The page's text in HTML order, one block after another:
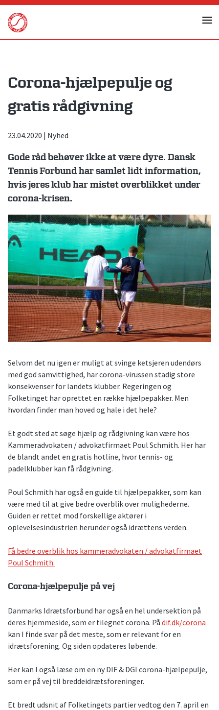
Skip
content
Corona-hjælpepulje og
gratis rådgivning
23.04.2020 | Nyhed
Gode råd behøver ikke at være dyre. Dansk
Tennis Forbund har samlet lidt information,
hvis jeres klub har mistet overblikket under
corona-krisen.
Selvom det nu igen er muligt at svinge ketsjeren udendørs
med god samvittighed, har corona-virussen stadig store
konsekvenser for landets klubber. Regeringen og
Folketinget har oprettet en række hjælpepakker. Men
hvordan finder man hoved og hale i det hele?
Et godt sted at søge hjælp og rådgivning kan være hos
Kammeradvokaten / advokatfirmaet Poul Schmith. Her har
de blandt andet en gratis hotline, hvor tennis- og
padelklubber kan få rådgivning.
Poul Schmith har også en guide til hjælpepakker, som kan
være med til at give bedre overblik over mulighederne.
Guiden er rettet mod forskellige aktører i
oplevelsesindustrien herunder også idrættens verden.
Få bedre overblik hos kammeradvokaten / advokatfirmaet
Poul Schmith.
Corona-hjælpepulje på vej
Danmarks Idrætsforbund har også en hel undersektion på
deres hjemmeside, som er tilegnet corona. På dif.dk/corona
kan I finde svar på det meste, som er relevant for en
idrætsforening. Og siden opdateres løbende.
Her kan I også læse om en ny DIF & DGI corona-hjælpepulje,
som er på vej til breddeidrætsforeninger.
Et bredt udsnit af Folketingets partier vedtog den 7. april en